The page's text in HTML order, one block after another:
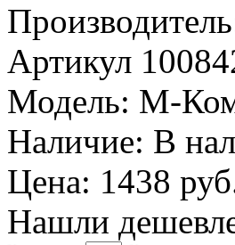
Артикул
Модель: M-
Наличие: В
Цена: 1438
Нашли